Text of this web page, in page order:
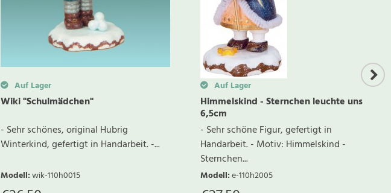
Auf Lager
Wiki "Schulmädchen"
- Sehr schönes, original Hubrig
Winterkind, gefertigt in Handarbeit. -...
Modell:wik-110h0015
Auf Lager
Himmelskind - Sternchen leuchte uns
6,5cm
- Sehr schöne Figur, gefertigt in
Handarbeit. - Motiv: Himmelskind -
Sternchen...
Modell:e-110h2005